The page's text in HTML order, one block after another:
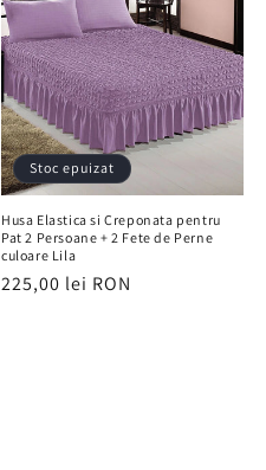
Stoc epuizat
Husa Elastica si Creponata pentru
Pat 2 Persoane + 2 Fete de Perne
culoare Lila
Preț
225,00 lei RON